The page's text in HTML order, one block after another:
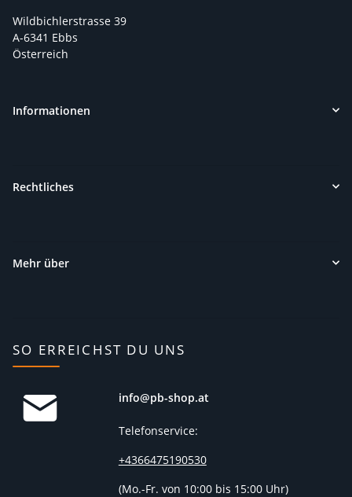
Wildbichlerstrasse 39
A-6341 Ebbs
Österreich
Informationen
Rechtliches
Mehr über
SO ERREICHST DU UNS
info@pb-shop.at
Telefonservice:
+4366475190530
(Mo.-Fr. von 10:00 bis 15:00 Uhr)